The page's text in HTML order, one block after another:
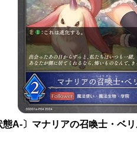
態A-〕マナリアの召喚士・ベ